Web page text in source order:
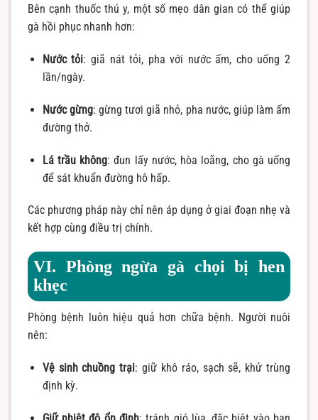
Bên cạnh thuốc thú y, một số mẹo dân gian có thể giúp
gà hồi phục nhanh hơn:
Nước tỏi: giã nát tỏi, pha với nước ấm, cho uống 2
lần/ngày.
Nước gừng: gừng tươi giã nhỏ, pha nước, giúp làm ấm
đường thở.
Lá trầu không: đun lấy nước, hòa loãng, cho gà uống
để sát khuẩn đường hô hấp.
Các phương pháp này chỉ nên áp dụng ở giai đoạn nhẹ và
kết hợp cùng điều trị chính.
VI. Phòng ngừa gà chọi bị hen
khẹc
Phòng bệnh luôn hiệu quả hơn chữa bệnh. Người nuôi
nên:
Vệ sinh chuồng trại: giữ khô ráo, sạch sẽ, khử trùng
định kỳ.